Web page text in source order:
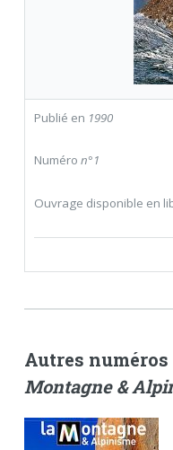
Publié en 1990
Numéro n°1
Ouvrage disponible en
Autres
Montagne &